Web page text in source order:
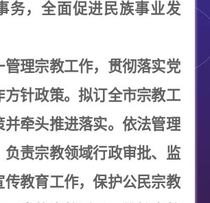
务，全面促进民族事业发
管理宗教工作，贯彻落实党
方针政策。拟订全市宗教工
并牵头推进落实。依法管理
负责宗教领域行政审批、监
传教育工作，保护公民宗教